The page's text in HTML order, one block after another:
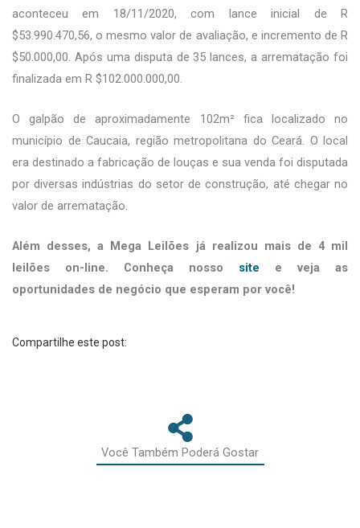
aconteceu em 18/11/2020, com lance inicial de R
$53.990.470,56, o mesmo valor de avaliação, e incremento de R
$50.000,00. Após uma disputa de 35 lances, a arrematação foi
finalizada em R $102.000.000,00.
O galpão de aproximadamente 102m² fica localizado no
município de Caucaia, região metropolitana do Ceará. O local
era destinado a fabricação de louças e sua venda foi disputada
por diversas indústrias do setor de construção, até chegar no
valor de arrematação.
Além desses, a Mega Leilões já realizou mais de 4 mil
leilões on-line. Conheça nosso site e veja as
oportunidades de negócio que esperam por você!
Compartilhe este post:
Você Também Poderá Gostar